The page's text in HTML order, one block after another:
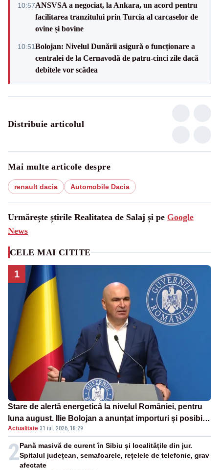
10:57ANSVSA a negociat, la Ankara, un acord pentru
facilitarea tranzitului prin Turcia al carcaselor de
ovine și bovine
10:51Bolojan: Nivelul Dunării asigură o funcționare a
centralei de la Cernavodă de patru-cinci zile dacă
debitele vor scădea
Distribuie articolul
Mai multe articole despre
renault dacia Automobile Dacia
Urmărește știrile Realitatea de Salaj și pe Google
News
CELE MAI CITITE
1
Stare de alertă energetică la nivelul României, pentru
luna august. Ilie Bolojan a anunțat importuri și posibile
restricții – VIDEO
Actualitate·31 iul. 2026, 18:29
2Pană masivă de curent în Sibiu și localitățile din jur.
Spitalul județean, semafoarele, rețelele de telefonie, grav
afectate